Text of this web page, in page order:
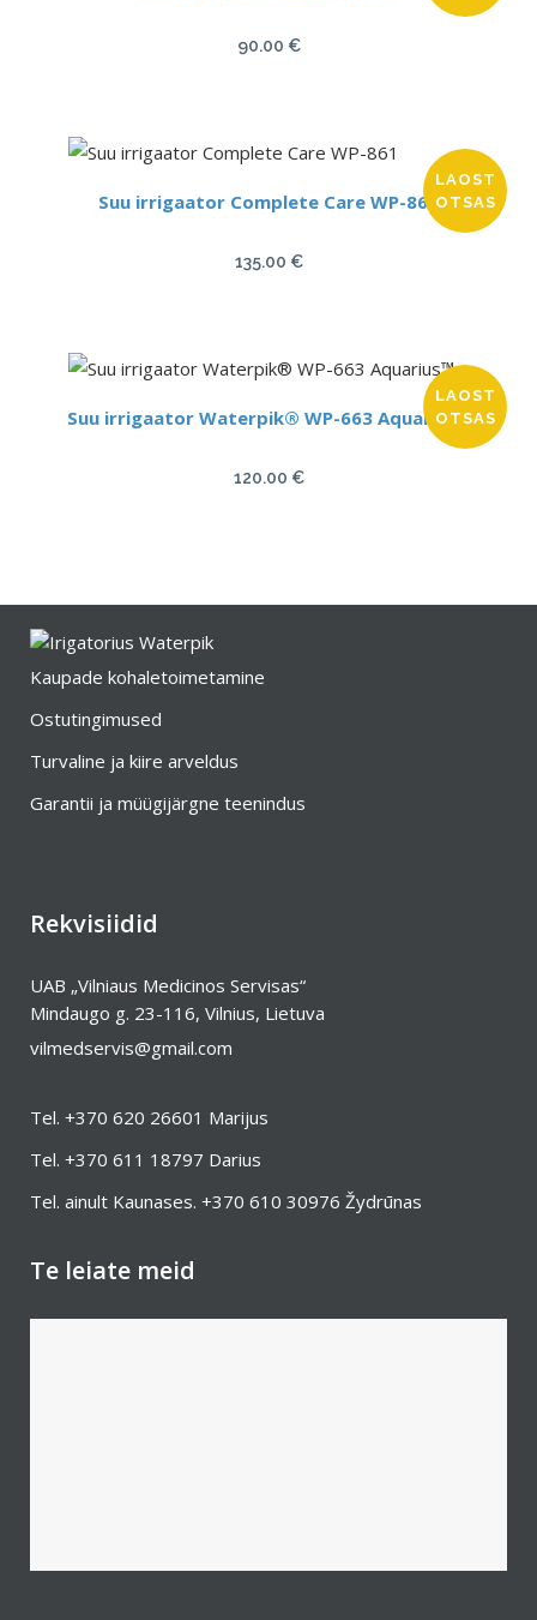
90.00 €
LAOST
OTSAS
Suu irrigaator Complete Care WP-861
135.00 €
LAOST
OTSAS
Suu irrigaator Waterpik® WP-663 Aquarius™
120.00 €
Kaupade kohaletoimetamine
Ostutingimused
Turvaline ja kiire arveldus
Garantii ja müügijärgne teenindus
Rekvisiidid
UAB „Vilniaus Medicinos Servisas“
Mindaugo g. 23-116, Vilnius, Lietuva
vilmedservis@gmail.com
Tel. +370 620 26601 Marijus
Tel. +370 611 18797 Darius
Tel. ainult Kaunases. +370 610 30976 Žydrūnas
Te leiate meid